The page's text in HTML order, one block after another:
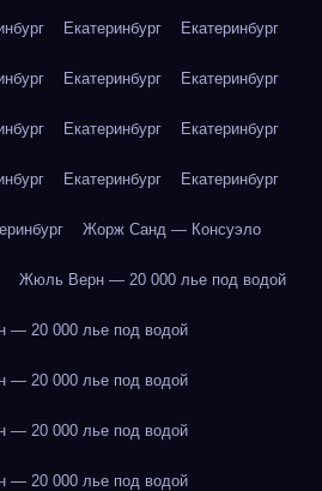
Екатеринбург Екатеринбург
Екатеринбург Екатеринбург
Екатеринбург Екатеринбург
Екатеринбург Екатеринбург
Жорж Санд — Консуэло
Жюль Верн — 20 000 лье под водой
— 20 000 лье под водой
— 20 000 лье под водой
— 20 000 лье под водой
— 20 000 лье под водой